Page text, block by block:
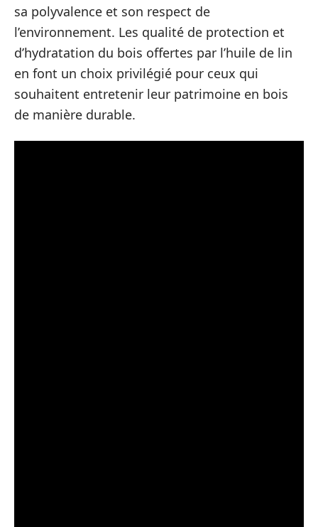
sa polyvalence et son respect de
l’environnement. Les qualité de protection et
d’hydratation du bois offertes par l’huile de lin
en font un choix privilégié pour ceux qui
souhaitent entretenir leur patrimoine en bois
de manière durable.